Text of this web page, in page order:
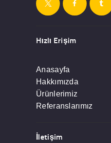
Hızlı Erişim
Anasayfa
Hakkımızda
Ürünlerimiz
Referanslarımız
İletişim